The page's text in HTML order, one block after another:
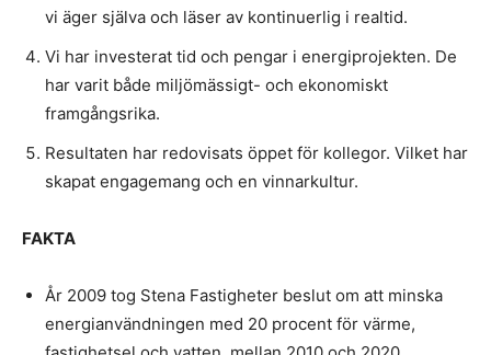
vi äger själva och läser av kontinuerlig i realtid.
Vi har investerat tid och pengar i energiprojekten. De
har varit både miljömässigt- och ekonomiskt
framgångsrika.
Resultaten har redovisats öppet för kollegor. Vilket har
skapat engagemang och en vinnarkultur.
FAKTA
År 2009 tog Stena Fastigheter beslut om att minska
energianvändningen med 20 procent för värme,